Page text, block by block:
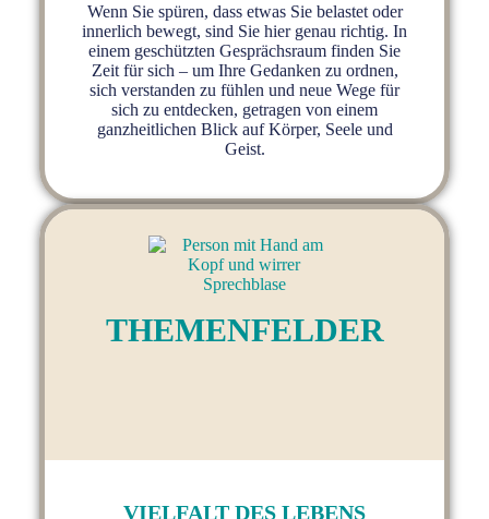
Wenn Sie spüren, dass etwas Sie belastet oder
innerlich bewegt, sind Sie hier genau richtig. In
einem geschützten Gesprächsraum finden Sie
Zeit für sich – um Ihre Gedanken zu ordnen,
sich verstanden zu fühlen und neue Wege für
sich zu entdecken, getragen von einem
ganzheitlichen Blick auf Körper, Seele und
Geist.
THEMEN­FELDER
VIELFALT DES LEBENS